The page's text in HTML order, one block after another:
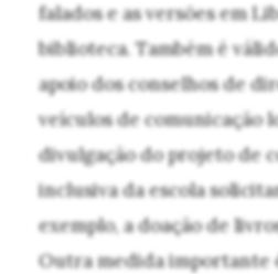
falados e as versões em
biblioteca. Também é
apoio dos conselhos de
veículos de comunicação
divulgação do projeto de
inclusiva da escola
exemplo, a doação de
Outra medida importante